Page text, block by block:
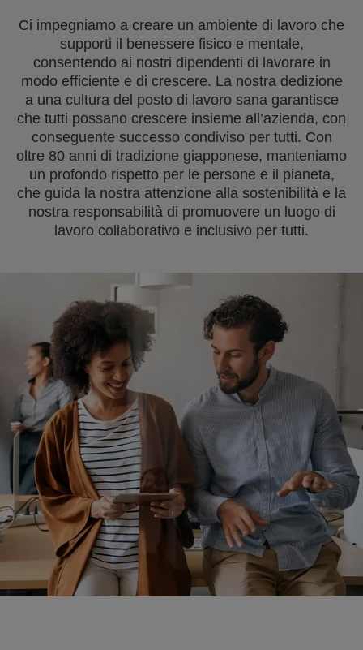
Ci impegniamo a creare un ambiente di lavoro che
supporti il benessere fisico e mentale,
consentendo ai nostri dipendenti di lavorare in
modo efficiente e di crescere. La nostra dedizione
a una cultura del posto di lavoro sana garantisce
che tutti possano crescere insieme all’azienda, con
conseguente successo condiviso per tutti. Con
oltre 80 anni di tradizione giapponese, manteniamo
un profondo rispetto per le persone e il pianeta,
che guida la nostra attenzione alla sostenibilità e la
nostra responsabilità di promuovere un luogo di
lavoro collaborativo e inclusivo per tutti.